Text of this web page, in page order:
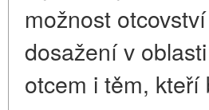
možnost
dosažení v
otcem i těm, kteří